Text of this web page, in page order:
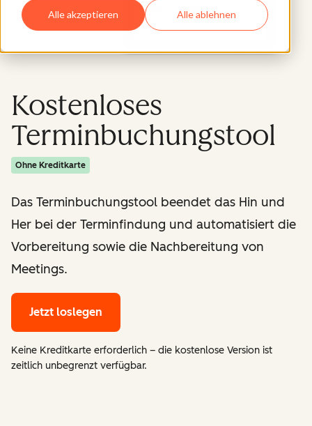
Alle akzeptieren Alle ablehnen
Kostenloses
Terminbuchungstool
Ohne Kreditkarte
Das Terminbuchungstool beendet das Hin und
Her bei der Terminfindung und automatisiert die
Vorbereitung sowie die Nachbereitung von
Meetings.
Jetzt loslegen
Keine Kreditkarte erforderlich – die kostenlose Version ist
zeitlich unbegrenzt verfügbar.